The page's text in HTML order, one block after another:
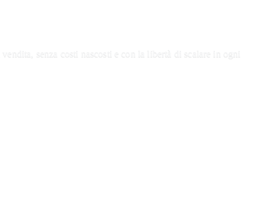
senza costi nascosti e con la libertà di scalare in ogni